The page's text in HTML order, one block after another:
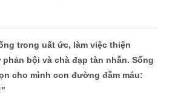
trong uất ức, làm việc thiện
bội và chà đạp tàn nhẫn. Sống
cho mình con đường đẫm máu: